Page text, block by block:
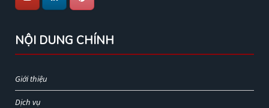
NỘI DUNG CHÍNH
Giới thiệu
Dịch vụ